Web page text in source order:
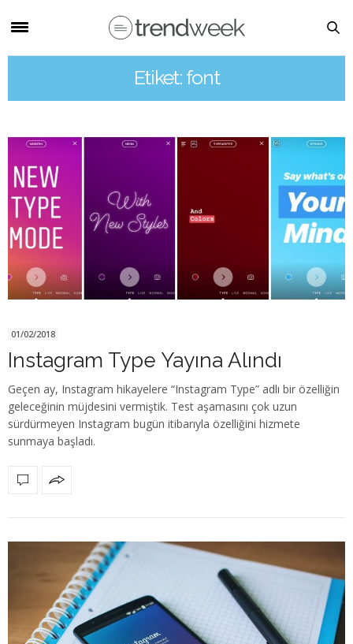
Etiket: font
01/02/2018
Instagram Type Yayına Alındı
Geçen ay, Instagram hikayelere “Instagram Type” adlı bir özelliğin
geleceğinin müjdesini vermiştik. Test aşamasını çok uzun
sürdürmeyen Instagram bugün itibarıyla özelliğini hizmete
sunmaya başladı.